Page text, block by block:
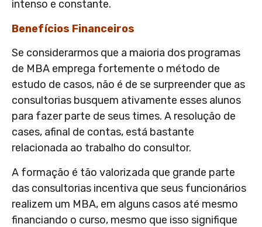
intenso e constante.
Benefícios Financeiros
Se considerarmos que a maioria dos programas
de MBA emprega fortemente o método de
estudo de casos, não é de se surpreender que as
consultorias busquem ativamente esses alunos
para fazer parte de seus times. A resolução de
cases, afinal de contas, está bastante
relacionada ao trabalho do consultor.
A formação é tão valorizada que grande parte
das consultorias incentiva que seus funcionários
realizem um MBA, em alguns casos até mesmo
financiando o curso, mesmo que isso signifique